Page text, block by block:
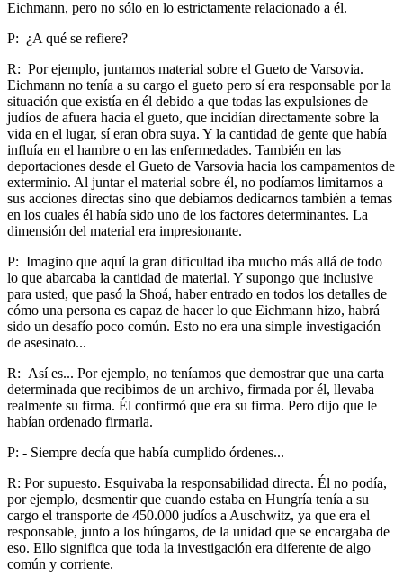
Eichmann, pero no sólo en lo estrictamente relacionado a él.
P: ¿A qué se refiere?
R: Por ejemplo, juntamos material sobre el Gueto de Varsovia.
Eichmann no tenía a su cargo el gueto pero sí era responsable por la
situación que existía en él debido a que todas las expulsiones de
judíos de afuera hacia el gueto, que incidían directamente sobre la
vida en el lugar, sí eran obra suya. Y la cantidad de gente que había
influía en el hambre o en las enfermedades. También en las
deportaciones desde el Gueto de Varsovia hacia los campamentos de
exterminio. Al juntar el material sobre él, no podíamos limitarnos a
sus acciones directas sino que debíamos dedicarnos también a temas
en los cuales él había sido uno de los factores determinantes. La
dimensión del material era impresionante.
P: Imagino que aquí la gran dificultad iba mucho más allá de todo
lo que abarcaba la cantidad de material. Y supongo que inclusive
para usted, que pasó la Shoá, haber entrado en todos los detalles de
cómo una persona es capaz de hacer lo que Eichmann hizo, habrá
sido un desafío poco común. Esto no era una simple investigación
de asesinato...
R: Así es... Por ejemplo, no teníamos que demostrar que una carta
determinada que recibimos de un archivo, firmada por él, llevaba
realmente su firma. Él confirmó que era su firma. Pero dijo que le
habían ordenado firmarla.
P: - Siempre decía que había cumplido órdenes...
R: Por supuesto. Esquivaba la responsabilidad directa. Él no podía,
por ejemplo, desmentir que cuando estaba en Hungría tenía a su
cargo el transporte de 450.000 judíos a Auschwitz, ya que era el
responsable, junto a los húngaros, de la unidad que se encargaba de
eso. Ello significa que toda la investigación era diferente de algo
común y corriente.